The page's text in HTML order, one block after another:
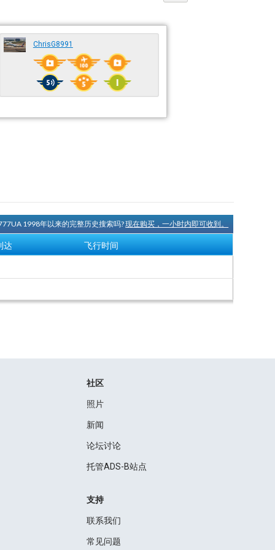
ChrisG8991
1998年以来的完整历史搜索吗?现在购买，一小时内即可收到。
达 飞行时间
社区
照片
新闻
论坛讨论
托管ADS-B站点
支持
联系我们
常见问题